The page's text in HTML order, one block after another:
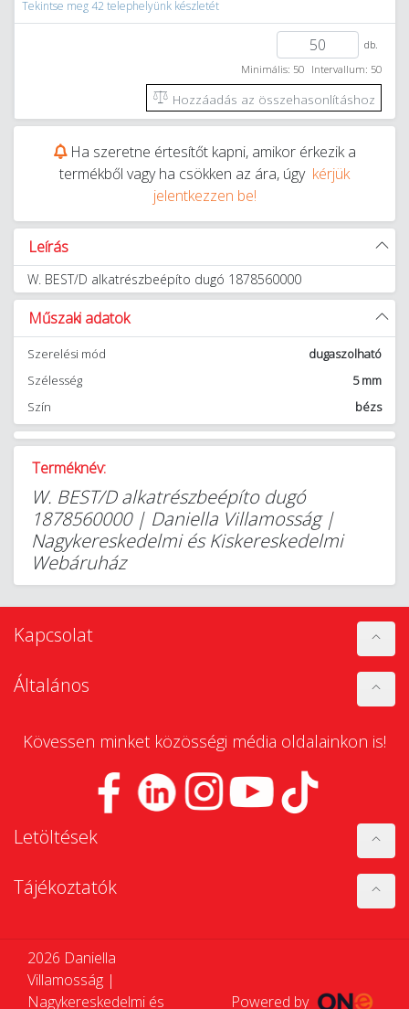
Tekintse meg 42 telephelyünk készletét
db.
Minimális: 50 Intervallum: 50
Hozzáadás az összehasonlításhoz
Ha szeretne értesítőt kapni, amikor érkezik a
termékből vagy ha csökken az ára, úgy kérjük
jelentkezzen be!
Leírás
W. BEST/D alkatrészbeépíto dugó 1878560000
Műszaki adatok
Szerelési mód
dugaszolható
Szélesség
5 mm
Szín
bézs
Terméknév:
W. BEST/D alkatrészbeépíto dugó
1878560000 | Daniella Villamosság |
Nagykereskedelmi és Kiskereskedelmi
Webáruház
Kapcsolat
Általános
Kövessen minket közösségi média oldalainkon is!
Letöltések
Tájékoztatók
2026 Daniella
Villamosság |
Nagykereskedelmi és
Powered by